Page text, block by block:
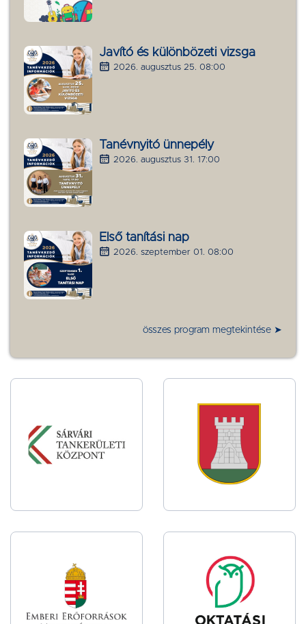
Javító és különbözeti vizsga
2026. augusztus 25. 08:00
Tanévnyitó ünnepély
2026. augusztus 31. 17:00
Első tanítási nap
2026. szeptember 01. 08:00
összes program megtekintése ➤